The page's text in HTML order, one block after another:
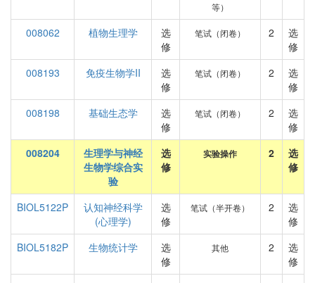
等）
008062 植物生理学
选
修
笔试（闭卷） 2
选
修
008193
免疫生物学II
选
修
笔试（闭卷） 2
选
修
008198
基础生态学
选
修
笔试（闭卷） 2
选
修
008204
生理学与神经
生物学综合实
验
选
修
实验操作 2
选
修
BIOL5122P
认知神经科学
(心理学)
选
修
笔试（半开卷） 2
选
修
BIOL5182P
生物统计学
选
修
其他 2
选
修